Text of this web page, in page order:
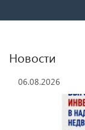
Новости
06.08.2026